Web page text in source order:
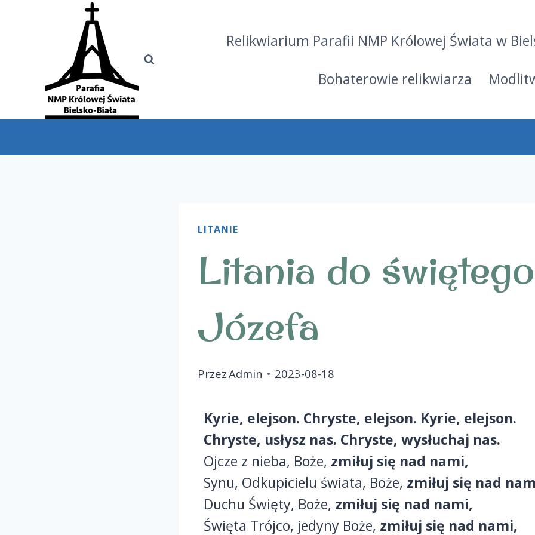
Relikwiarium Parafii NMP Królowej Świata w
Bohaterowie relikwiarza
LITANIE
Litania do świętego
Józefa
PrzezAdmin 2023-08-18
Kyrie, elejson. Chryste, elejson. Kyrie, elejson.
Chryste, usłysz nas. Chryste, wysłuchaj nas.
Ojcze z nieba, Boże, zmiłuj się nad nami,
Synu, Odkupicielu świata, Boże, zmiłuj się nad
Duchu Święty, Boże, zmiłuj się nad nami,
Święta Trójco, jedyny Boże, zmiłuj się nad nami,